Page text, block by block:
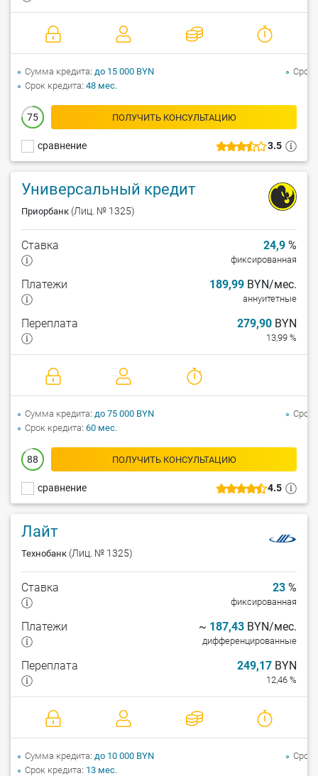
3.5
сравнение
75 ПОЛУЧИТЬ КОНСУЛЬТАЦИЮ
Сумма кредита до 15 000 BYN
Срок кредита 48 мес.
Срок
Универсальный кредит
Приорбанк (Лиц. № 1325)
4.5
сравнение
Ставка 24,9 %
фиксированная
Платежи 189,99 BYN/мес.
аннуитетные
Переплата 279,90 BYN
13,99 %
88 ПОЛУЧИТЬ КОНСУЛЬТАЦИЮ
Сумма кредита до 75 000 BYN
Срок кредита 60 мес.
Срок
Лайт
Технобанк (Лиц. № 1325)
Ставка 23 %
фиксированная
Платежи ~ 187,43 BYN/мес.
дифференцированные
Переплата 249,17 BYN
12,46 %
Сумма кредита до 10 000 BYN
Срок кредита 13 мес.
Срок